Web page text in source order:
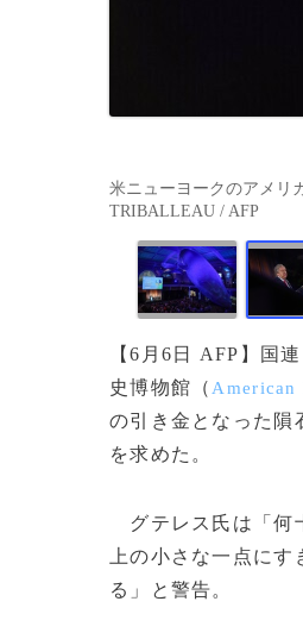
米ニューヨークのアメリ
TRIBALLEAU / AFP
【6月6日 AFP】国連
史博物館（ American
の引き金となった隕
を求めた。
グテレス氏は「何
上の小さな一点に
る」と警告。